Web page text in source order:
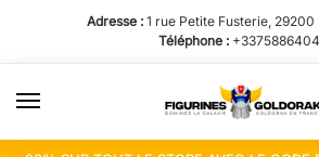
la
navigation
contenu
Adresse : 1 rue Petite Fusterie, 29200
Téléphone :